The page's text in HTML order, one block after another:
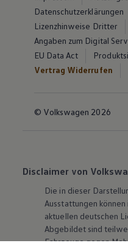
Datenschutzerklärungen
Lizenzhinweise Dritter
Angaben zum Digital
EU Data Act
Vertrag Widerrufen
© Volkswagen 2026
Disclaimer von
Die in dieser
Ausstattungen
aktuellen deutschen
Abgebildet sind